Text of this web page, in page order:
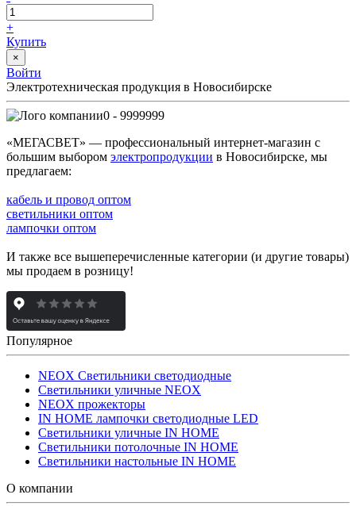
+
Купить
×
Войти
Электротехническая продукция в Новосибирске
0 - 9999999
«МЕГАСВЕТ» — профессиональный интернет-магазин с
большим выбором электропродукции в Новосибирске, мы
предлагаем:
кабель и провод оптом
светильники оптом
лампочки оптом
И также все вышеперечисленные категории (и другие товары)
мы продаем в розницу!
Популярное
NEOX Светильники светодиодные
Светильники уличные NEOX
NEOX прожекторы
IN HOME лампочки светодиодные LED
Светильники уличные IN HOME
Светильники потолочные IN HOME
Светильники настольные IN HOME
О компании